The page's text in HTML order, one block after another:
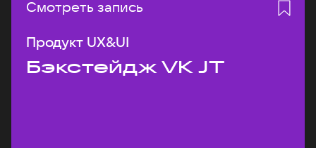
Смотреть запись
Продукт UX&UI
Бэкстейдж VK JT